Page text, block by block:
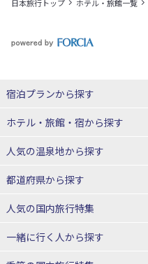
日本旅行トップ ホテル・旅館一覧
宿泊プランから探す
北海道
東北
青森県
宮城県
山形県
関東
ホテル・旅館・宿から探す
北海道ホテル・旅館
青森県ホテル・旅館
宮城県ホテル・旅館
人気の温泉地から探す
北海道
湯の川温泉(北海道)
十勝川温泉(北海道)
都道府県から探す
北海道旅行・ツアー
人気の国内旅行特集
東京ディズニーリゾート®への旅
一緒に行く人から探す